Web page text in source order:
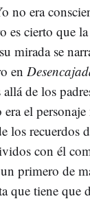
no era
es cierto que
mirada se
en
de los
el
los recuerdos
con él
primero de
que tiene que